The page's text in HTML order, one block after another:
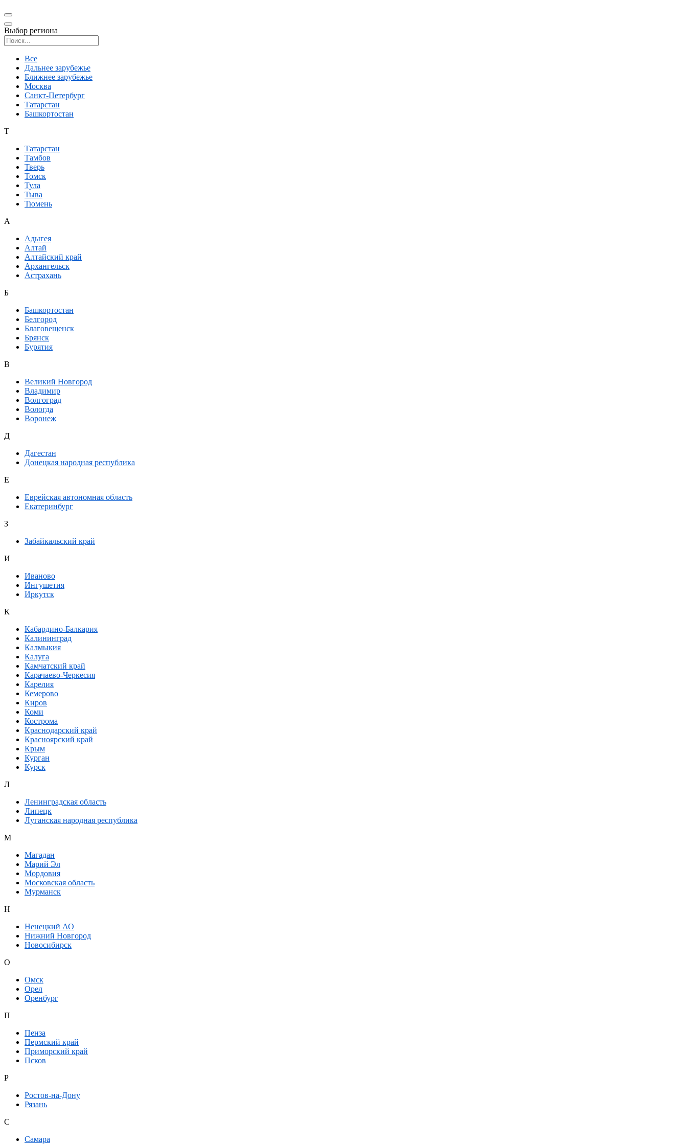
Выбор региона
Все
Дальнее зарубежье
Ближнее зарубежье
Москва
Санкт-Петербург
Татарстан
Башкортостан
Т
Татарстан
Тамбов
Тверь
Томск
Тула
Тыва
Тюмень
А
Адыгея
Алтай
Алтайский край
Архангельск
Астрахань
Б
Башкортостан
Белгород
Благовещенск
Брянск
Бурятия
В
Великий Новгород
Владимир
Волгоград
Вологда
Воронеж
Д
Дагестан
Донецкая народная республика
Е
Еврейская автономная область
Екатеринбург
З
Забайкальский край
И
Иваново
Ингушетия
Иркутск
К
Кабардино-Балкария
Калининград
Калмыкия
Калуга
Камчатский край
Карачаево-Черкесия
Карелия
Кемерово
Киров
Коми
Кострома
Краснодарский край
Красноярский край
Крым
Курган
Курск
Л
Ленинградская область
Липецк
Луганская народная республика
М
Магадан
Марий Эл
Мордовия
Московская область
Мурманск
Н
Ненецкий АО
Нижний Новгород
Новосибирск
О
Омск
Орел
Оренбург
П
Пенза
Пермский край
Приморский край
Псков
Р
Ростов-на-Дону
Рязань
С
Самара